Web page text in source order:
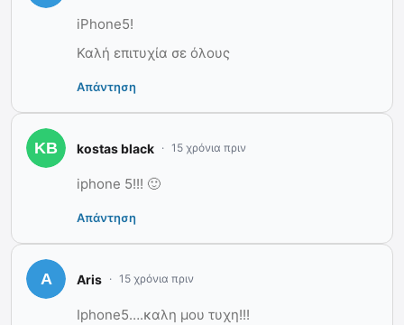
iPhone5!
Καλή επιτυχία σε όλους
Απάντηση
kostas black 15 χρόνια πριν
iphone 5!!! 🙂
Απάντηση
Aris 15 χρόνια πριν
Iphone5….καλη μου τυχη!!!